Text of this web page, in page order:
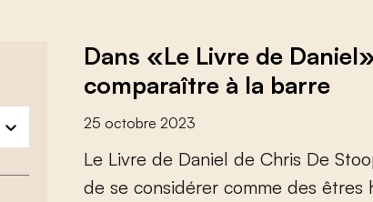
Dans «Le Livre de
comparaître à la barre
25 octobre 2023
Le Livre de Daniel de Chris De Stoo
de se considérer comme des êtres